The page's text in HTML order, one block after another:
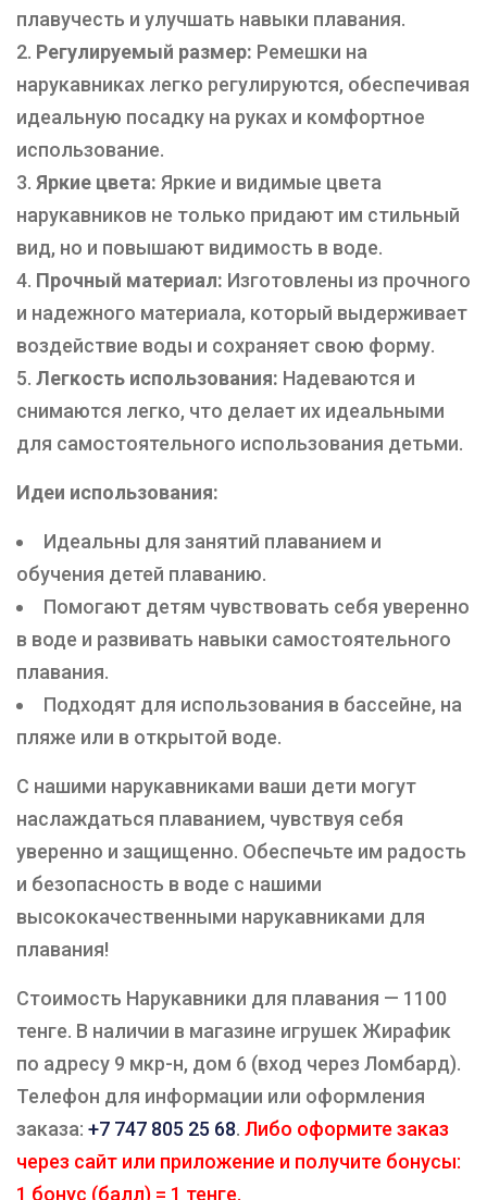
плавучесть и улучшать навыки плавания.
Регулируемый размер: Ремешки на
нарукавниках легко регулируются, обеспечивая
идеальную посадку на руках и комфортное
использование.
Яркие цвета: Яркие и видимые цвета
нарукавников не только придают им стильный
вид, но и повышают видимость в воде.
Прочный материал: Изготовлены из прочного
и надежного материала, который выдерживает
воздействие воды и сохраняет свою форму.
Легкость использования: Надеваются и
снимаются легко, что делает их идеальными
для самостоятельного использования детьми.
Идеи использования:
Идеальны для занятий плаванием и
обучения детей плаванию.
Помогают детям чувствовать себя уверенно
в воде и развивать навыки самостоятельного
плавания.
Подходят для использования в бассейне, на
пляже или в открытой воде.
С нашими нарукавниками ваши дети могут
наслаждаться плаванием, чувствуя себя
уверенно и защищенно. Обеспечьте им радость
и безопасность в воде с нашими
высококачественными нарукавниками для
плавания!
Стоимость Нарукавники для плавания — 1100
тенге. В наличии в магазине игрушек Жирафик
по адресу 9 мкр-н, дом 6 (вход через Ломбард).
Телефон для информации или оформления
заказа: +7 747 805 25 68. Либо оформите заказ
через сайт или приложение и получите бонусы:
1 бонус (балл) = 1 тенге.